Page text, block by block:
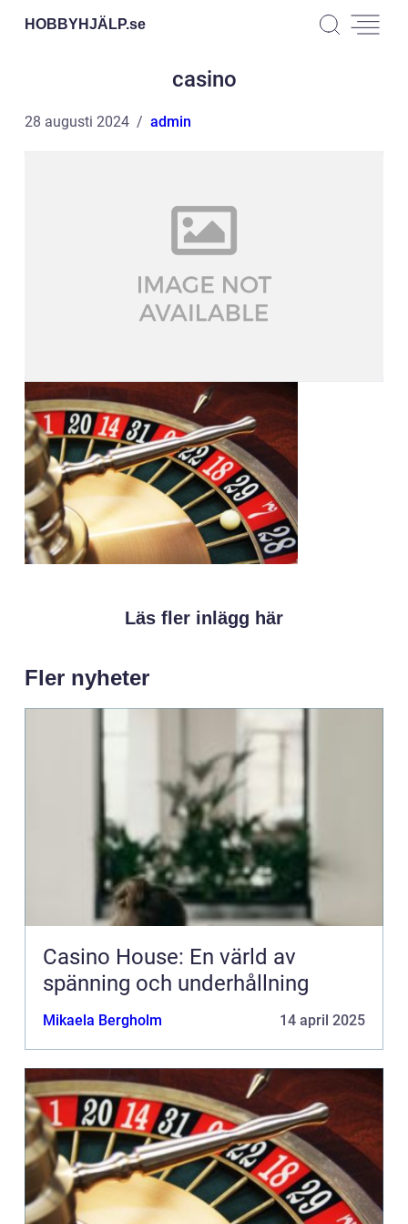
HOBBYHJÄLP.se
casino
28 augusti 2024 admin
Läs fler inlägg här
Fler nyheter
Casino House: En värld av
spänning och underhållning
Mikaela Bergholm 14 april 2025